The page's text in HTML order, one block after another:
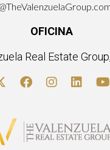
OFICINA
Real Estate